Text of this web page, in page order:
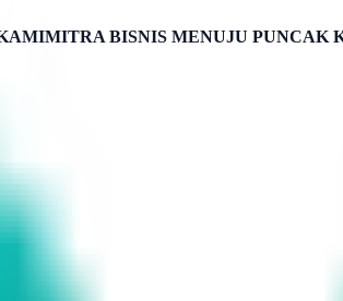
BISNIS MENUJU PUNCAK